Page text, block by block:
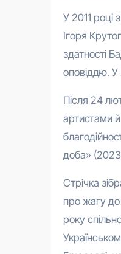
У 2011 році
Ігоря
здатності
оповіддю. У
Після 24
артистами
доба»
Стрічка
про жагу до
року